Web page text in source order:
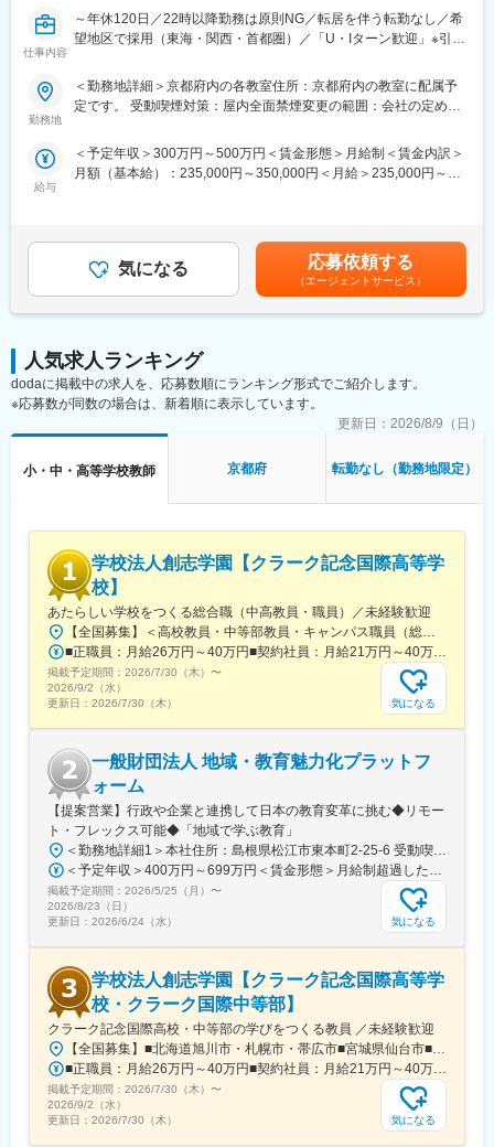
年収400万円 ／ 24歳 経験1年 ／未経験入社（月給21.7万円＋各種
手当＋賞与年2回）
年収500万円 ／ 28歳 経験4年 ／未経験入社（月給27万円＋各種手
・平均勤続年数13年、平均年収も570万と働きやすい環境です。
ニケーションをとり、より良い学びの環境を作り上げていく事が
期待されます。
・同社には複数のベテラン講師がいます。そのベテラン講師の授
できます。また、教科指導研究会では定期的に担当科目の研修も
行っているため、自身の知識を深め、スキルを磨くことができま
す。業務を通じて経験を積むことにより、将来的には超難関校を
目指す灘特進コースの講師や、各教科の指導方針を決定する教務
変更の範囲：会社の定める業務
仕事内容
～年休120日／22時以降勤務は原則NG／転居を伴う転勤なし／希
望地区で採用（東海・関西・首都圏）／「U・Iターン歓迎」※引越
≪浜学園の想い≫
・完全復習主義：毎回の復習テストで定着を確認し、結果に応じ
・分業制：教室運営は専任スタッフが担当。あなたは“教える”こと
に専念できます。
“経験を問わない採用にこだわるのは、社会で培った「課題を“な
学びを飛躍させると確信しているからです。
未経験でも心配はいりません。出身大学や学部も全く問いませ
ん。社内講師資格の取得まであなたのペースで伴走します。”
■仕事概要
科・社会から希望1教科のみを担当（他教科兼務なし）。
授業（集団指導／週7～10コマ）
担当教科の教育相談（保護者含む）
入試・過去問分析
教材・テスト作成、後輩育成（適性による）
※教室運営・保護者窓口は専任スタッフが担当
※担当教室・学年・クラスは原則1年間固定
◆授業スタイル（完全復習主義）
予習ではなく復習に徹するサイクルで知識を定着
毎回の復習テストで到達度を“見える化”
講師の個性と60年以上のノウハウを融合し高い合格実績を実現
◆研修・育成（社内講師資格制度）
全員、講師資格取得後にデビュー。期間は個々に合わせて進行
（待遇同）
模擬授業→指導→再トライで技術を習得
板書・説明・教案作成など実技を徹底トレーニング
オリジナル教材に基づく共通言語で再現性ある授業力を習得
中学受験経験や学部不問／文系→理系、理系→文系の指導例も多
◆キャリアパス
（1）講師＋受験校コース責任者
（2）講師＋教科責任者
（3）講師＋部長・執行役員
◆評価制度
生徒アンケート／半期評価／合格実績表彰
変更の範囲：会社の定める業務
勤務地
＜勤務地詳細＞京都府内の各教室住所：京都府内の教室に配属予
定です。 受動喫煙対策：屋内全面禁煙変更の範囲：会社の定める
給与
＜予定年収＞300万円～500万円＜賃金形態＞月給制＜賃金内訳＞
月額（基本給）：235,000円～350,000円＜月給＞235,000円～
あくまでも目安の金額であり、選考を通じて上下する可能性があ
ります。月給(月額)は固定手当を含めた表記です。
気になる 応募依頼する
（エージェントサービス）
人気求人ランキング
dodaに掲載中の求人を、応募数順にランキング形式でご紹介します。
※応募数が同数の場合は、新着順に表示しています。
更新日： 2026/8/9（日）
小・中・高等学校教師 京都府 転勤なし（勤務地限定）
学校法人創志学園【クラーク記念国際高等学
校】
あたらしい学校をつくる総合職（中高教員・職員）／未経験歓迎
【全国募集】＜高校教員・中等部教員・キャンパス職員（総務・広報）＞■北海道旭川市・札幌市・帯広市■宮城県仙台市■千葉県千葉市・柏市■東京都新宿区・板橋区・立川市■埼玉県さいたま市・所沢市■神奈川県横浜市・厚木市■静岡県静岡市・浜松市■愛知県名古屋市■滋賀県彦根市■京都府京都市■大阪府大阪市■兵庫県芦屋市、神戸市、姫路市■広島県広島市■福岡県福岡市■熊本県熊本市■鹿児島県鹿児島市■その他■東京都新宿区■兵庫県神戸市＜キャンパス職員（総務・広報）＞■東京都板橋区■千葉県千葉市■神奈川県横浜市■大阪府大阪市■兵庫県神戸市■福岡県福岡市＜本部系職員＞ ※専門職新宿オフィス／ 東京都渋谷区神戸オフィス／ 兵庫県神戸市中央区※受動喫煙対策：敷地内全面禁煙※各勤務地の詳細は下記一覧をご確認ください。
■正職員：月給26万円～40万円■契約社員：月給21万円～40万円※当校の規定に基づき、経験・能力を考慮の上決定します。※管理職採用の場合、上記に加えて厚遇いたします。※定年60歳
掲載予定期間： 2026/7/30（木） 〜
2026/9/2（水）
更新日： 2026/7/30（木） 気になる
一般財団法人 地域・教育魅力化プラットフ
ォーム
【提案営業】行政や企業と連携して日本の教育変革に挑む◆リモー
ト・フレックス可能◆「地域で学ぶ教育」
＜勤務地詳細1＞本社住所：島根県松江市東本町2-25-6 受動喫煙対策：屋内全面禁煙＜勤務地詳細2＞東京オフィス住所：東京都港区元赤坂1-7-8 元赤坂イースト2F受動喫煙対策：屋内全面禁煙変更の範囲：会社の定める事業所
＜予定年収＞400万円～699万円＜賃金形態＞月給制超過した時間外労働の残業手当は追加支給＜賃金内訳＞月額（基本給）：274,134円～479,734円固定残業手当/月：59,200円～103,600円（固定残業時間30時間0分/月）超過した時間外労働の残業手当は追加支給＜月給＞333,334円～583,334円（一律手当を含む）＜昇給有無＞有＜残業手当＞有＜給与補足＞■賞与：年1回、業績に応じて支給■昇給：あり■記載金額は選考を通じて上下する可能性があります賃金はあくまでも目安の金額であり、選考を通じて上下する可能性があります。月給(月額)は固定手当を含めた表記です。
掲載予定期間： 2026/5/25（月） 〜
2026/8/23（日）
更新日： 2026/6/24（水） 気になる
学校法人創志学園【クラーク記念国際高等学
校・クラーク国際中等部】
クラーク記念国際高校・中等部の学びをつくる教員 ／未経験歓迎
【全国募集】■北海道旭川市・札幌市・帯広市■宮城県仙台市■千葉県千葉市・柏市■東京都新宿区・板橋区・立川市■埼玉県さいたま市・所沢市■神奈川県横浜市・厚木市■静岡県静岡市・浜松市■愛知県名古屋市■滋賀県彦根市■京都府京都市■大阪府大阪市■兵庫県芦屋市、神戸市、姫路市■広島県広島市■福岡県福岡市■熊本県熊本市■鹿児島県鹿児島市■その他※受動喫煙対策：敷地内全面禁煙※各勤務地の詳細は下記一覧をご確認ください。
■正職員：月給26万円～40万円■契約社員：月給21万円～40万円※当校の規定に基づき、経験・能力を考慮の上決定します。※管理職採用の場合、上記に加えて厚遇いたします。※定年60歳
掲載予定期間： 2026/7/30（木） 〜
2026/9/2（水）
更新日： 2026/7/30（木） 気になる